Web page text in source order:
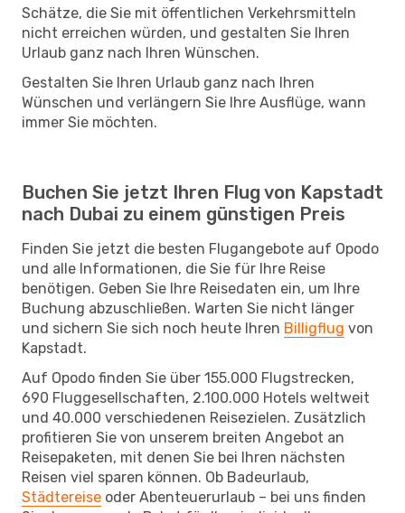
Schätze, die Sie mit öffentlichen Verkehrsmitteln
nicht erreichen würden, und gestalten Sie Ihren
Urlaub ganz nach Ihren Wünschen.
Gestalten Sie Ihren Urlaub ganz nach Ihren
Wünschen und verlängern Sie Ihre Ausflüge, wann
immer Sie möchten.
Buchen Sie jetzt Ihren Flug von Kapstadt
nach Dubai zu einem günstigen Preis
Finden Sie jetzt die besten Flugangebote auf Opodo
und alle Informationen, die Sie für Ihre Reise
benötigen. Geben Sie Ihre Reisedaten ein, um Ihre
Buchung abzuschließen. Warten Sie nicht länger
und sichern Sie sich noch heute Ihren Billigflug von
Kapstadt.
Auf Opodo finden Sie über 155.000 Flugstrecken,
690 Fluggesellschaften, 2.100.000 Hotels weltweit
und 40.000 verschiedenen Reisezielen. Zusätzlich
profitieren Sie von unserem breiten Angebot an
Reisepaketen, mit denen Sie bei Ihren nächsten
Reisen viel sparen können. Ob Badeurlaub,
Städtereise oder Abenteuerurlaub – bei uns finden